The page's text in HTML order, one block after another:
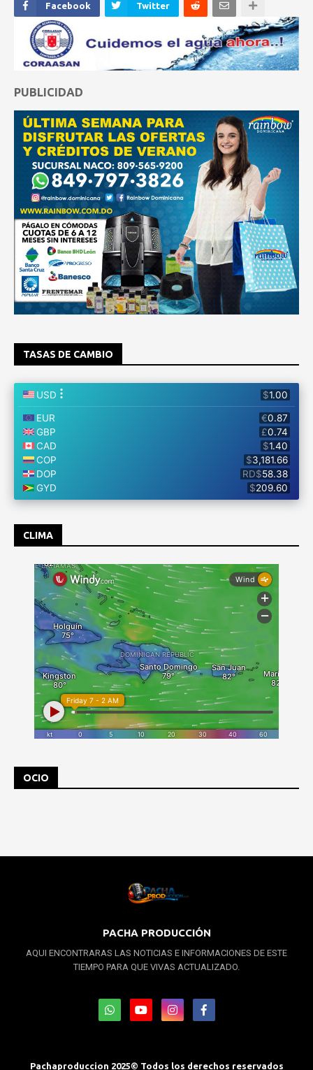
Facebook Twitter
PUBLICIDAD
TASAS DE CAMBIO
CLIMA
OCIO
PACHA PRODUCCIÓN
AQUI ENCONTRARAS LAS NOTICIAS E INFORMACIONES DE ESTE
TIEMPO PARA QUE VIVAS ACTUALIZADO.
Pachaproduccion 2025© Todos los derechos reservados